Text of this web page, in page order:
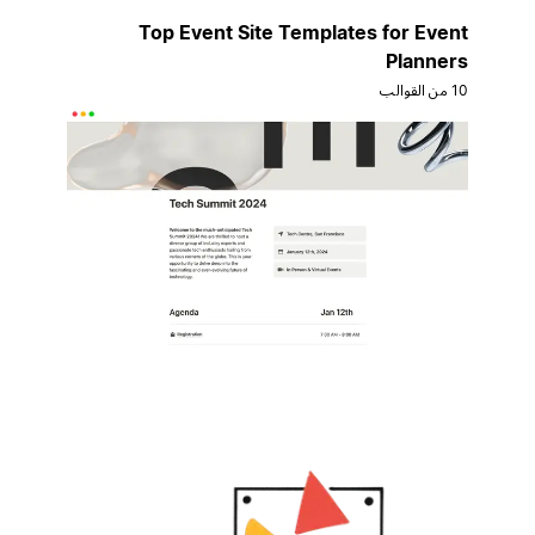
Top Event Site Templates for Event
Planners